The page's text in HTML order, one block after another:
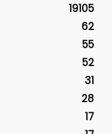
19105
62
55
52
31
28
17